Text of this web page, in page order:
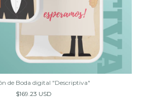
de Boda digital "Descriptiva"
$169.23 USD